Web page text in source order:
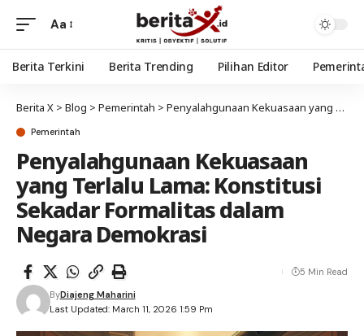
Aa
Berita Terkini Berita Trending Pilihan Editor
Berita X > Blog > Pemerintah > Penyalahgunaan Kekuasaan yang Terlalu Lama: Konstitusi Sekadar Formalitas dalam Negara Demokrasi
Pemerintah
Penyalahgunaan Kekuasaan
yang Terlalu Lama: Konstitusi
Sekadar Formalitas dalam
Negara Demokrasi
Last Updated: March 11, 2026 1:59 Pm
ByDiajeng Maharini
5 Min Read